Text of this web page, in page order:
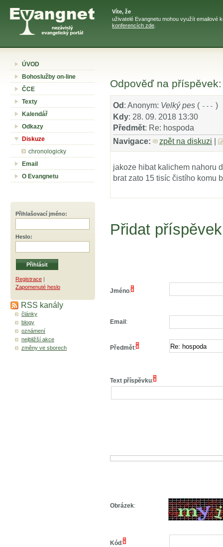
Víte, že
uživatelé Evangnetu mohou využít emailové
konferencích zde
ÚVOD
Bohoslužby on-line
ČCE
Texty
Kalendář
Odkazy
Diskuze
chronologicky
Email
O Evangnetu
Přihlašovací jméno:
Heslo:
Registrace |
Zapomenuté heslo
RSS kanály
články
blogy
oznámení
nejbližší akce
změny ve sborech
Odpověď na
Od : Anonym: Velký pes ( --- )
Kdy: 28. 09. 2018 13:30
Předmět: Re: hospoda
Navigace:
zpět na diskuzi
jakoze hibat kalichem nahoru
brat zato 15 tisíc čistího komu
Přidat
Jméno:*
Email :
Předmět:*
Text příspěvku:*
Obrázek:
Kód :*